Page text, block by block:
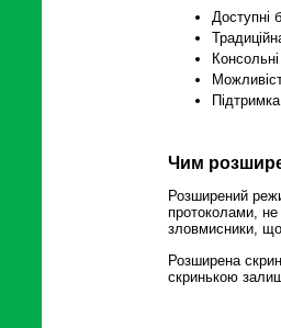
Доступні
Чим
Розширений
протоколами,
зловмисники,
Розширена
скринькою